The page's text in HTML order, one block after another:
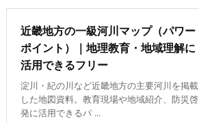
近畿地方の一級河川マップ（パワー
ポイント）｜地理教育・地域理解に
活用できるフリー
淀川・紀の川など近畿地方の主要河川を掲載
した地図資料。教育現場や地域紹介、防災啓
発に活用できるパ ...